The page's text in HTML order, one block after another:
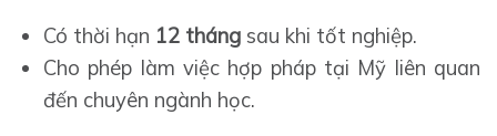
Có thời hạn 12 thángsau khi tốt nghiệp.
Cho phép làm việc hợp pháp tại Mỹ liên quan
đến chuyên ngành học.